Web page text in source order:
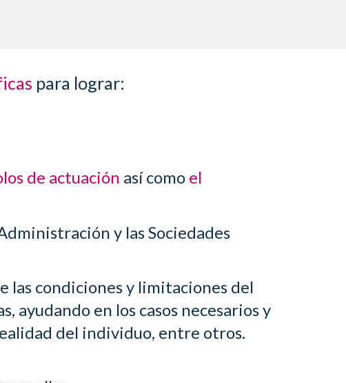
para lograr:
de actuación así comoel
y las Sociedades
las condiciones y limitaciones del
ayudando en los casos necesarios y
del individuo, entre otros.